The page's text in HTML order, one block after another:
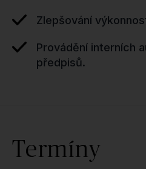
Zlepšování
Provádění interních
předpisů.
Termíny